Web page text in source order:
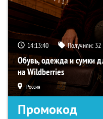
14:13:39 Получили: 32
Обувь, одежда и сумки
на Wildberries
Россия
Промокод